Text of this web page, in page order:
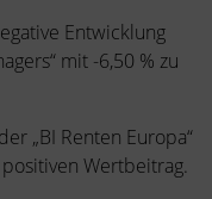
Entwicklung
mit -6,50 % zu
„BI Renten Europa“
Wertbeitrag.